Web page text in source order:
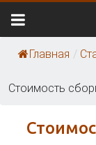
Главная /
Стоимость